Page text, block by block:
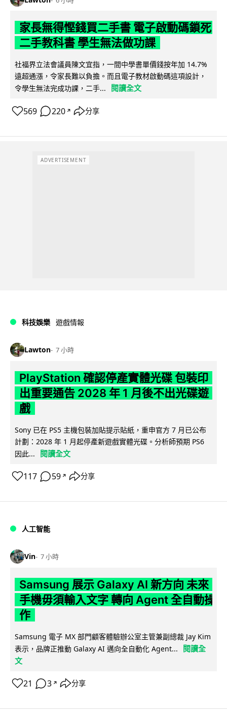
家長無得慳錢買二手書 電子啟動碼鎖死
二手教科書 學生無法做功課
社福界立法會議員陳文宜指，一間中學書單價錢按年加 14.7%
遠超通漲，令家長難以負擔。而且電子教材啟動碼這項設計，
令學生無法完成功課，二手...
閱讀全文
569 220 ↗ 分享
ADVERTISEMENT
科技娛樂 遊戲情報
Lawton 7 小時
PlayStation 確認停產實體光碟 包裝印
出重要通告 2028 年 1 月後不出光碟遊
戲
Sony 已在 PS5 主機包裝加貼提示貼紙，重申官方 7 月已公布
計劃：2028 年 1 月起停產新遊戲實體光碟。分析師預期 PS6
因此...
閱讀全文
117 59 ↗ 分享
人工智能
Vin 7 小時
Samsung 展示 Galaxy AI 新方向 未來
手機毋須輸入文字 轉向 Agent 全自動操
作
Samsung 電子 MX 部門顧客體驗辦公室主管兼副總裁 Jay Kim
表示，品牌正推動 Galaxy AI 邁向全自動化 Agent...
閱讀全
文
21 3 ↗ 分享